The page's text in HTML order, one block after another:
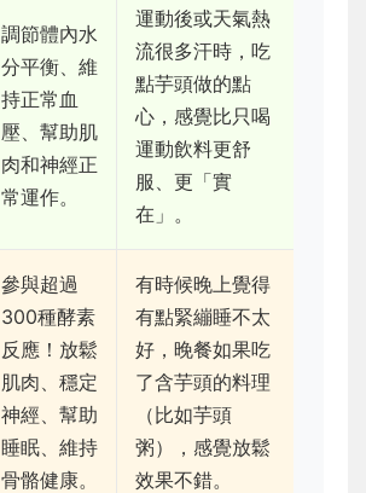
調節體內水
分平衡、維
持正常血
壓、幫助肌
肉和神經正
常運作。
運動後或天氣熱
流很多汗時，吃
點芋頭做的點
心，感覺比只喝
運動飲料更舒
服、更「實
在」。
參與超過
300種酵素
反應！放鬆
肌肉、穩定
神經、幫助
睡眠、維持
骨骼健康。
有時候晚上覺得
有點緊繃睡不太
好，晚餐如果吃
了含芋頭的料理
（比如芋頭
粥），感覺放鬆
效果不錯。